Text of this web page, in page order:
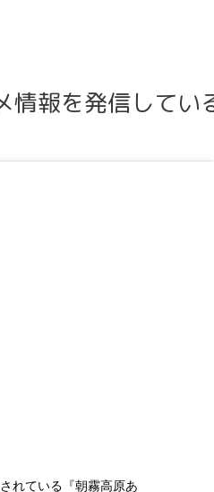
情報を発信して
れている『朝霧高原あ